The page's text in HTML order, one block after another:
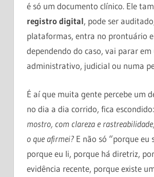
é só um documento clínico. Ele
registro digital, pode ser
plataformas, entra no prontuário
dependendo do caso, vai parar em
administrativo, judicial ou numa
É aí que muita gente percebe um
no dia a dia corrido, fica escondido:
mostro, com clareza e
o que afirmei? E não só “porque eu
porque eu li, porque há diretriz,
evidência recente, porque existe